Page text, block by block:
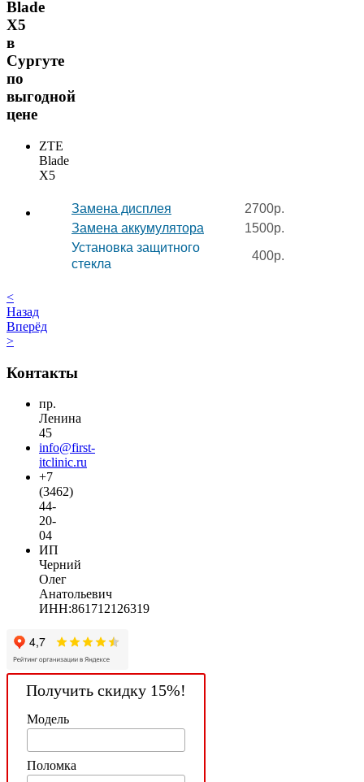
Blade
X5
в
Сургуте
по
выгодной
цене
ZTE
Blade
X5
Замена дисплея
2700р.
Замена аккумулятора
1500р.
Установка защитного
стекла
400р.
<
Назад
Вперёд
>
Контакты
пр.
Ленина
45
info@first-
itclinic.ru
+7
(3462)
44-
20-
04
ИП
Черний
Олег
Анатольевич
ИНН:861712126319
Получить скидку 15%!
Модель
Поломка